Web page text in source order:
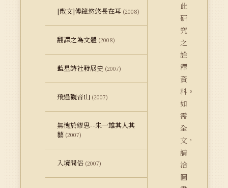
[散文]傅鐘悠悠長在耳 (2008)
翻譯之為文體 (2008)
藍星詩社發展史 (2007)
飛過觀音山 (2007)
無愧於繆思--朱一雄其人其
藝 (2007)
入境問俗 (2007)
此
研
究
之
詮
釋
資
料。
如
需
全
文，
請
洽
圖